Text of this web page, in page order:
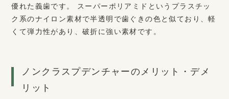
優れた義歯です。 スーパーポリアミドというプラスチッ
ク系のナイロン素材で半透明で歯ぐきの色と似ており、軽
くて弾力性があり、破折に強い素材です。
ノンクラスプデンチャーのメリット・デメ
リット